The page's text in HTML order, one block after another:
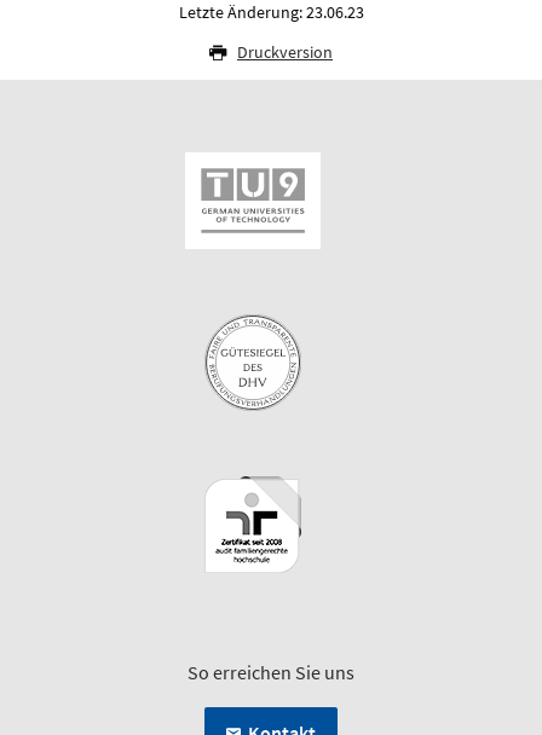
Letzte Änderung: 23.06.23
Druckversion
So erreichen Sie uns